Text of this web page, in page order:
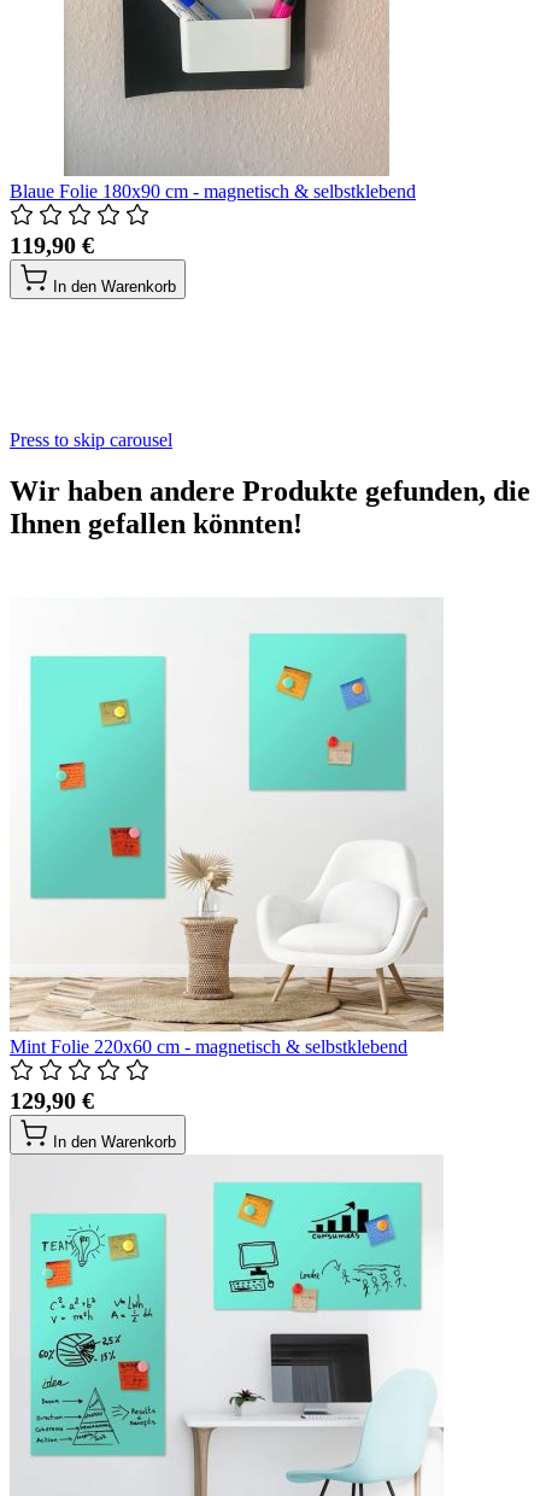
Blaue Folie 180x90 cm - magnetisch & selbstklebend
119,90 €
In den Warenkorb
Press to skip carousel
Wir haben andere Produkte gefunden, die
Ihnen gefallen könnten!
Mint Folie 220x60 cm - magnetisch & selbstklebend
129,90 €
In den Warenkorb